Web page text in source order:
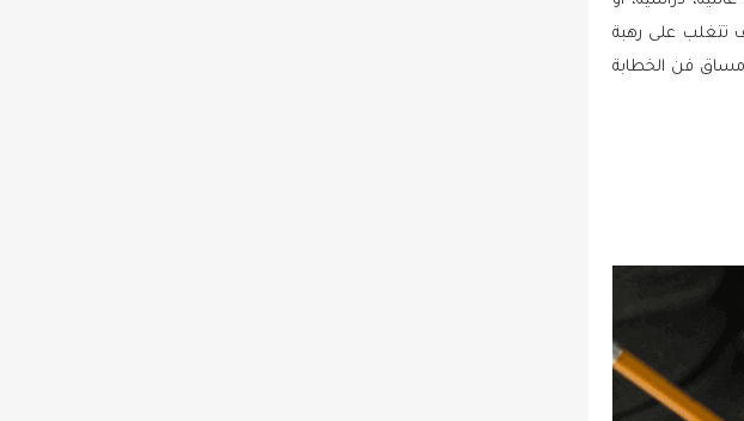
تتغلب على رهبة
مساق فن الخطابة